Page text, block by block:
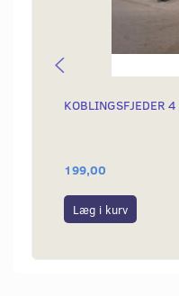
KOBLINGSFJEDER
199,00
Læg i kurv